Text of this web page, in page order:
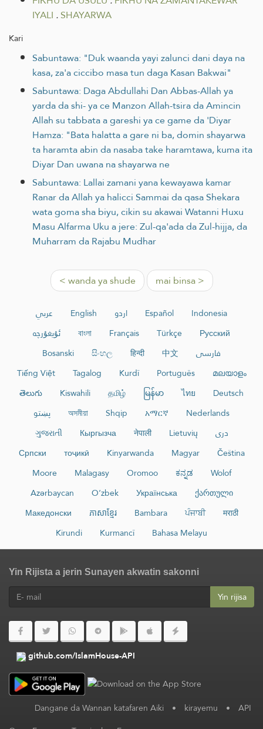
IYALI .SHAYARWA
Kari
Sabuntawa: "Duk waanda yayi zalunci dani daya na
kasa, za'a ciccibo masa tun daga Kasan Bakwai"
Sabuntawa: Daga Abdullahi Dan Abbas-Allah ya
yarda da shi- ya ce Manzon Allah-tsira da Amincin
Allah su tabbata a gareshi ya ce game da 'Diyar
Hamza: "Bata halatta a gare ni ba, domin shayarwa
ta haramta abin da nasaba take haramtawa, kuma ita
Diyar Dan uwana na shayarwa ne
Sabuntawa: Lallai zamani yana kewayawa kamar
Ranar da Allah ya halicci Sammai da qasa Shekara
wata goma sha biyu, cikin su akawai Watanni Huxu
Masu Alfarma Uku a jere: Zul-qa'ada da Zul-hijja, da
Muharram da Rajabu Mudhar
< wanda ya shude mai binsa >
عربي English اردو Español
Indonesia
ئۇيغۇرچە
বাংলা Français Türkçe
Русский
Bosanski
සිංහල हिन्दी 中文
فارسی
Tiếng Việt
Tagalog Kurdî Português
മലയാളം
తెలుగు
Kiswahili தமிழ் မြန်မာ ไทย
Deutsch
پښتو
অসমীয়া Shqip አማርኛ
Nederlands
ગુજરાતી
Кыргызча नेपाली Lietuvių
دری
Српски
тоҷикӣ Kinyarwanda Magyar
Čeština
Moore
Malagasy Oromoo ಕನ್ನಡ
Wolof
Azərbaycan
O‘zbek Українська
ქართული
Македонски
ភាសាខ្មែរ Bambara ਪੰਜਾਬੀ
मराठी
Kirundi
Kurmancî Bahasa Melayu
Yin Rijista a jerin Sunayen akwatin sakonni
Yin rijisa
github.com/IslamHouse-API
Dangane da Wannan katafaren Aiki • kirayemu • API